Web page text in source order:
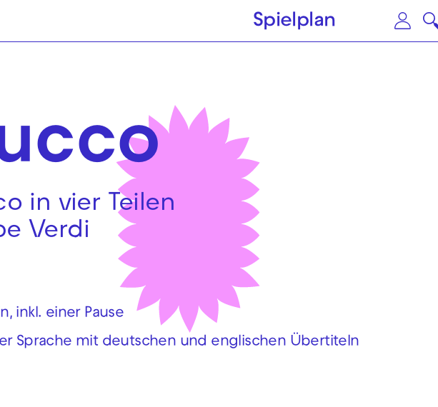
springen Zum Hauptinhalt springen
Spielplan
in vier Teilen
Verdi
inkl. einer Pause
Sprache mit deutschen und englischen Übertiteln